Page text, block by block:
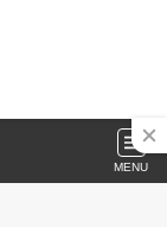
MENU